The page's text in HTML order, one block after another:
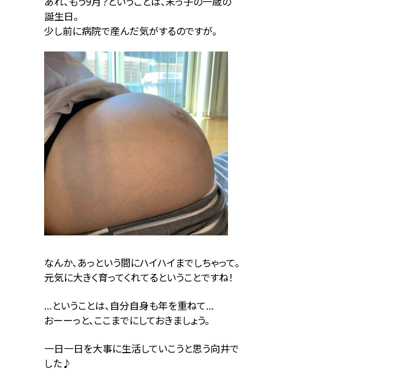
誕生日。
少し前に病院で産んだ気がするのですが。
なんか、あっという間にハイハイまでしちゃって。
元気に大きく育ってくれてるということですね！
…ということは、自分自身も年を重ねて…
おーーっと、ここまでにしておきましょう。
一日一日を大事に生活していこうと思う向井で
した♪